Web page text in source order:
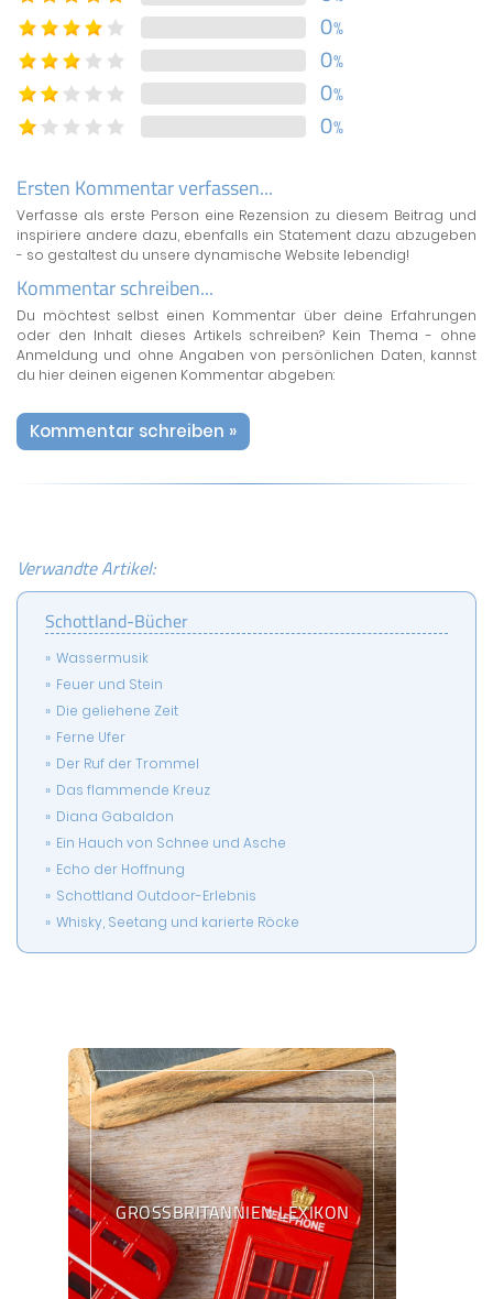
0%
0%
0%
0%
Ersten Kommentar verfassen...
Verfasse als erste Person eine Rezension zu diesem Beitrag und
inspiriere andere dazu, ebenfalls ein Statement dazu abzugeben
- so gestaltest du unsere dynamische Website lebendig!
Kommentar schreiben...
Du möchtest selbst einen Kommentar über deine Erfahrungen
oder den Inhalt dieses Artikels schreiben? Kein Thema - ohne
Anmeldung und ohne Angaben von persönlichen Daten, kannst
du hier deinen eigenen Kommentar abgeben:
Kommentar schreiben »
Verwandte Artikel:
Schottland-Bücher
Wassermusik
Feuer und Stein
Die geliehene Zeit
Ferne Ufer
Der Ruf der Trommel
Das flammende Kreuz
Diana Gabaldon
Ein Hauch von Schnee und Asche
Echo der Hoffnung
Schottland Outdoor-Erlebnis
Whisky, Seetang und karierte Röcke
GROSSBRITANNIEN LEXIKON